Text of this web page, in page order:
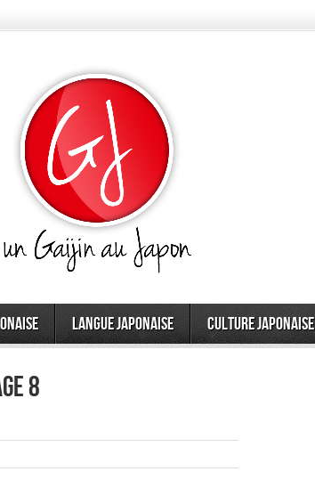
Langue japonaise Culture japonaise
8